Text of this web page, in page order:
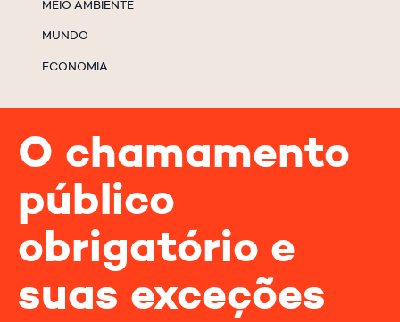
MEIO AMBIENTE
MUNDO
ECONOMIA
O chamamento
público
obrigatório e
suas exceções